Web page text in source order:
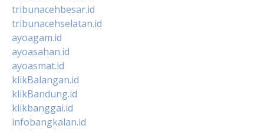
tribunacehbesar.id
tribunacehselatan.id
ayoagam.id
ayoasahan.id
ayoasmat.id
klikBalangan.id
klikBandung.id
klikbanggai.id
infobangkalan.id